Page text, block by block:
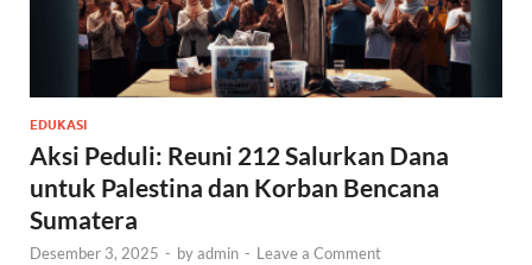
EDUKASI
Aksi Peduli: Reuni 212 Salurkan Dana
untuk Palestina dan Korban Bencana
Sumatera
Desember 3, 2025 - byadmin - Leave a Comment